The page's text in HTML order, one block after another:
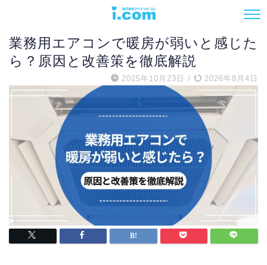
電話でお問い合わせ
業務用エアコンで暖房が弱いと感じた
ら？原因と改善策を徹底解説
2025年10月23日 / 2026年8月4日